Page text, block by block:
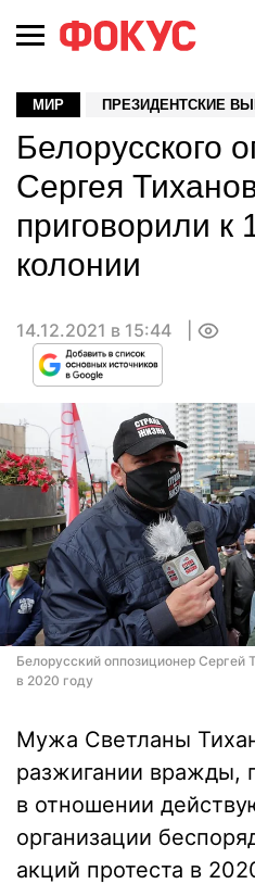
МИР ПРЕЗИДЕНТСКИЕ
Белорусского
Сергея
приговорили к
колонии
14.12.2021 в 15:44
Белорусский оппозиционер Сергей
в 2020 году
Мужа Светланы
разжигании вражды,
в отношении
организации
акций протеста в